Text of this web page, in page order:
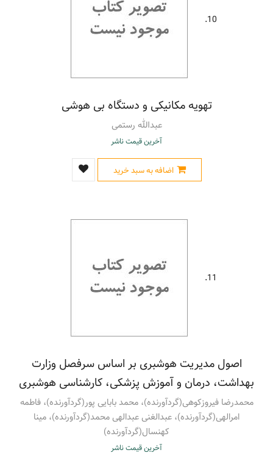
10.
تهویه مکانیکی و دستگاه بی هوشی
عبدالله رستمی
آخرین قیمت ناشر
اضافه به سبد خرید
11.
اصول مدیریت هوشبری بر اساس سرفصل وزارت
بهداشت، درمان و آموزش پزشکی، کارشناسی هوشبری
محمدرضا فیروزکوهی(گردآورنده)، محمد بابایی پور(گردآورنده)، فاطمه
امرالهی(گردآورنده)، عبدالغنی عبدالهی محمد(گردآورنده)، مینا
کهنسال(گردآورنده)
آخرین قیمت ناشر